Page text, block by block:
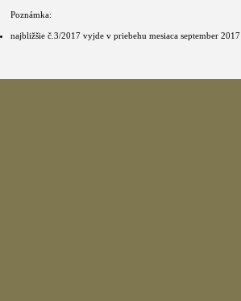
Poznámka:
najbližšie č.3/2017 vyjde v priebehu mesiaca september 2017